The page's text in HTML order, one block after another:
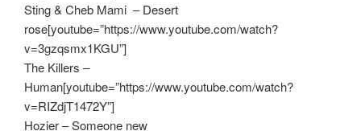
Sting & Cheb Mami – Desert
rose[youtube=”https://www.youtube.com/watch?
v=3gzqsmx1KGU”]
The Killers –
Human[youtube=”https://www.youtube.com/watch?
v=RIZdjT1472Y”]
Hozier – Someone new